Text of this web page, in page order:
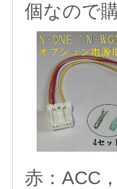
個なので
赤：ACC